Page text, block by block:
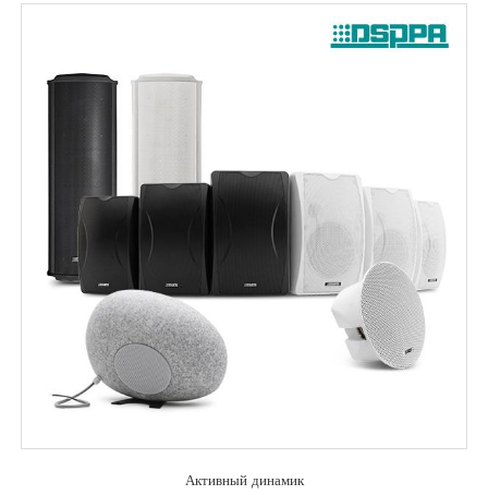
Активный динамик